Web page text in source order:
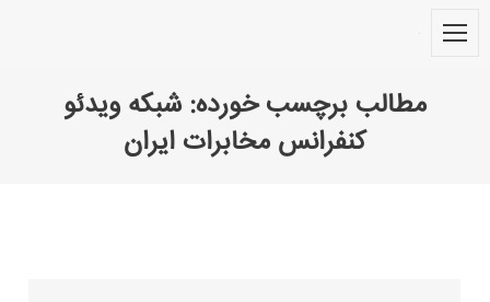
مطالب برچسب خورده: شبکه ویدئو
کنفرانس مخابرات ایران